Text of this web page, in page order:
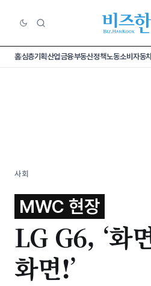
홈심층기획산업금융부동산정책노동소비 자동
사회
MWC 현장
LG G6, ‘화
화면!’